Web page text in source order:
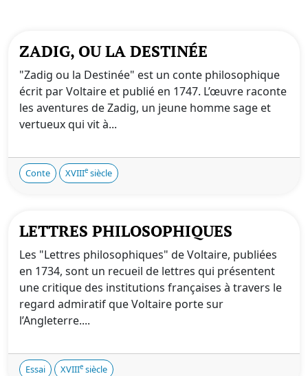
ZADIG, OU LA DESTINÉE
"Zadig ou la Destinée" est un conte philosophique
écrit par Voltaire et publié en 1747. L’œuvre raconte
les aventures de Zadig, un jeune homme sage et
vertueux qui vit à...
Conte XVIIIe siècle
LETTRES PHILOSOPHIQUES
Les "Lettres philosophiques" de Voltaire, publiées
en 1734, sont un recueil de lettres qui présentent
une critique des institutions françaises à travers le
regard admiratif que Voltaire porte sur
l’Angleterre....
Essai XVIIIe siècle